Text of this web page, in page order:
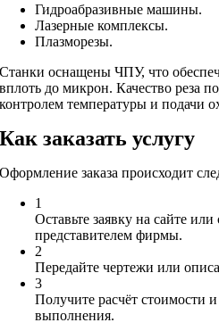
Гидроабразивные машины.
Лазерные комплексы.
Плазморезы.
Станки оснащены ЧПУ, что
вплоть до микрон. Качество реза
контролем температуры и подачи
Как заказать услугу
Оформление заказа происходит
1
Оставьте заявку на сайте или
представителем фирмы.
2
Передайте чертежи или
3
Получите расчёт стоимости и
выполнения.